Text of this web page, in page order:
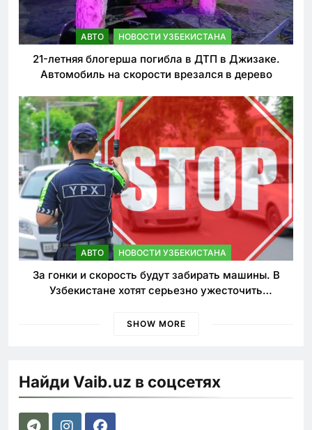
АВТО НОВОСТИ УЗБЕКИСТАНА
21-летняя блогерша погибла в ДТП в Джизаке.
Автомобиль на скорости врезался в дерево
АВТО НОВОСТИ УЗБЕКИСТАНА
За гонки и скорость будут забирать машины. В
Узбекистане хотят серьезно ужесточить
SHOW MORE
Найди Vaib.uz в соцсетях